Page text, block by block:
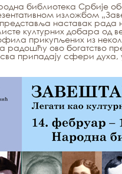
библиотека Србије
изложбом
представља наставак
културних добара од
прикупљених из
радошћу ово богатство
припадају сфери духа,